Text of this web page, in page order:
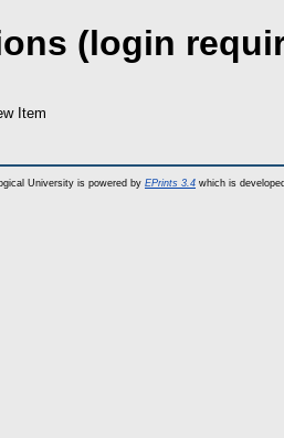
(login
Item
University is powered by EPrints 3.4 which is